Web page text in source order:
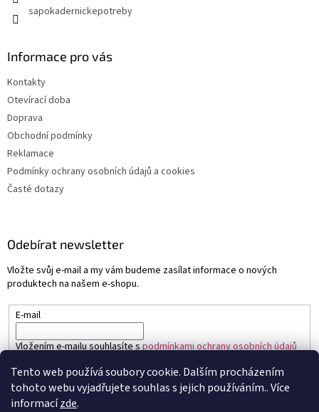
Tento web používá soubory cookie. Dalším procházením
tohoto webu vyjadřujete souhlas s jejich používáním.. Více
informacízde.
sapokadernickepotreby
Informace pro vás
Kontakty
Otevírací doba
Doprava
Obchodní podmínky
Reklamace
Podmínky ochrany osobních údajů a cookies
Časté dotazy
Odebírat newsletter
Vložte svůj e-mail a my vám budeme zasílat informace o nových
produktech na našem e-shopu.
E-mail
Vložením e-mailu souhlasíte spodmínkami ochrany osobních údajů
PŘIHLÁSIT SE